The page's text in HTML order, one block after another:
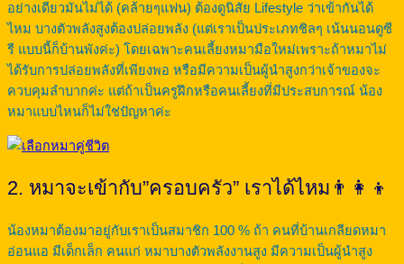
อย่างเดียวมันไม่ได้ (คล้ายๆแฟน) ต้องดูนิสัย Lifestyle ว่าเข้ากันได้
ไหม บางตัวพลังสูงต้องปล่อยพลัง (แต่เราเป็นประเภทชิลๆ เน้นนอนดูซี
รี แบบนี้ก็บ้านพังค่ะ) โดยเฉพาะคนเลี้ยงหมามือใหม่เพราะถ้าหมาไม่
ได้รับการปล่อยพลังที่เพียงพอ หรือมีความเป็นผู้นำสูงกว่าเจ้าของจะ
ควบคุมลำบากค่ะ แต่ถ้าเป็นครูฝึกหรือคนเลี้ยงที่มีประสบการณ์ น้อง
หมาแบบไหนก็ไม่ใช่ปัญหาค่ะ
2. หมาจะเข้ากับ”ครอบครัว” เราได้ไหม👨‍👩‍👦
น้องหมาต้องมาอยู่กับเราเป็นสมาชิก 100 % ถ้า คนที่บ้านเกลียดหมา
อ่อนแอ มีเด็กเล็ก คนแก่ หมาบางตัวพลังงานสูง มีความเป็นผู้นำสูง